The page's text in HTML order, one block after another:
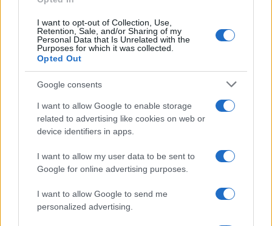
I want to opt-out of Collection, Use,
Retention, Sale, and/or Sharing of my
Personal Data that Is Unrelated with the
Purposes for which it was collected.
Opted Out
Google consents
I want to allow Google to enable storage
related to advertising like cookies on web or
device identifiers in apps.
I want to allow my user data to be sent to
Google for online advertising purposes.
I want to allow Google to send me
personalized advertising.
Mario Malu
Paolo Pinna
Martina Agostina Diturco
I nostri cari
I nostri cari